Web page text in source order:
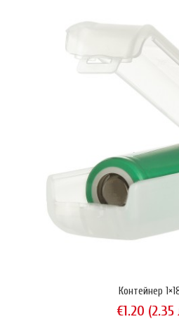
KeepPower
€15.34
Акумулаторите KeepPower
еднократните литиеви батерии
стандартните Li-Ion акумулатори,
3.6V, акумулаторите P1634U2 са
електроника, която понижава
Допълнителното удобство на този
Контейнер
€1.20 (2.35